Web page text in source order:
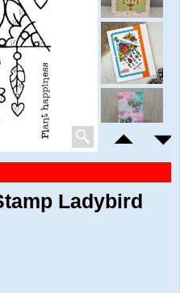
Ladybird